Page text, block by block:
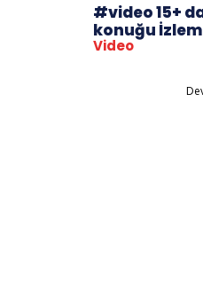
#video 15+
konuğu
Video